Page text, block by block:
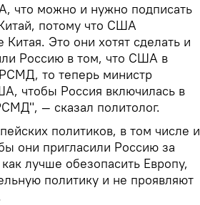
что можно и нужно подписать
потому что США
Это они хотят сделать и
Россию в том, что США в
то теперь министр
чтобы Россия включилась в
— сказал политолог.
политиков, в том числе и
они пригласили Россию за
лучше обезопасить Европу,
политику и не проявляют